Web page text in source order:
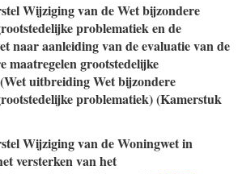
Wijziging van de Wet bijzondere
problematiek en de
naar aanleiding van de evaluatie van de
maatregelen grootstedelijke
uitbreiding Wet bijzondere
problematiek) (Kamerstuk
Wijziging van de Woningwet in
versterken van het